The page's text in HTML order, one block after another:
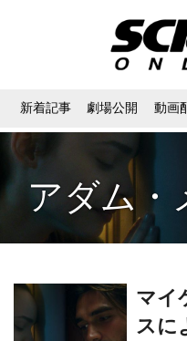
新着記事 劇場公開 動画
アダム・
マイ
スに